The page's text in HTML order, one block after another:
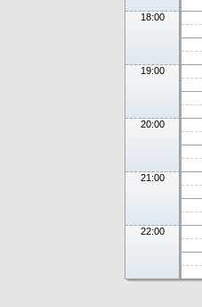
18:00
19:00
20:00
21:00
22:00